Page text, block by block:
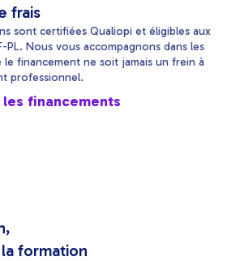
frais
sont certifiées Qualiopi et éligibles aux
PL. Nous vous accompagnons dans les
financement ne soit jamais un frein à
professionnel.
financements
formation